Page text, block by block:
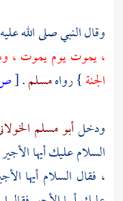
وقال النبي صلى الله
، يموت يوم يموت ،
الجنة} رواهمسلم.
[
ودخلأبو مسلم
السلام عليك أيها
، فقال السلام أيها